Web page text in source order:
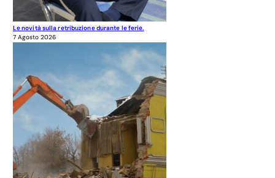
Le novità sulla retribuzione durante le ferie.
7 Agosto 2026